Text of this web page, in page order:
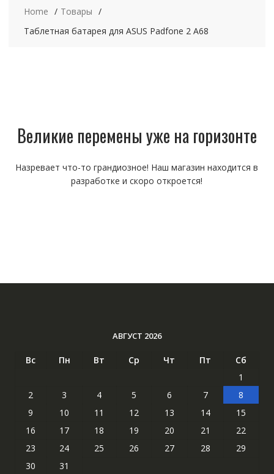
Home
Товары
Таблетная батарея для ASUS Padfone 2 A68
Великие перемены уже на горизонте
Назревает что-то грандиозное! Наш магазин находится в
разработке и скоро откроется!
АВГУСТ 2026
Вс Пн Вт Ср Чт Пт
Сб
1
2
3 4 5 6 7
8
9
10 11 12 13 14
15
16
17 18 19 20 21
22
23
24 25 26 27 28
29
30
31